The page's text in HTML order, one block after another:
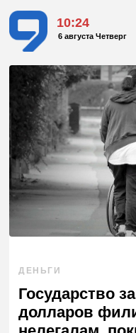
10:24
6 августа Четверг
ДЕНЬГИ
Государство
долларов